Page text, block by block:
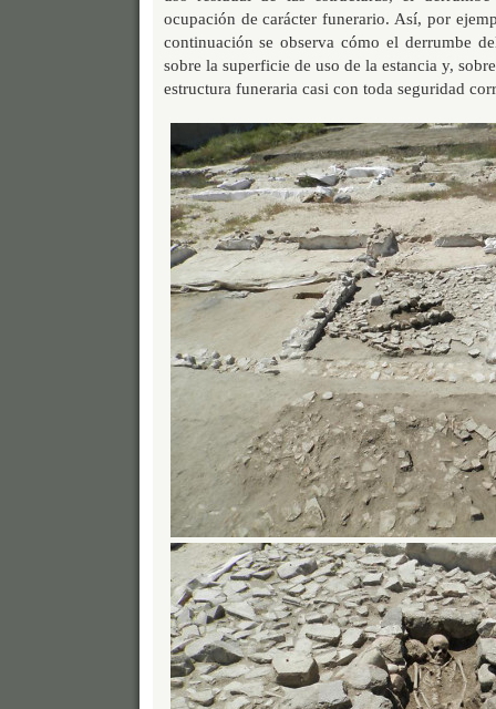
ocupación de carácter funerario. Así, por
continuación se observa cómo el derrumbe
sobre la superficie de uso de la estancia y,
estructura funeraria casi con toda seguridad